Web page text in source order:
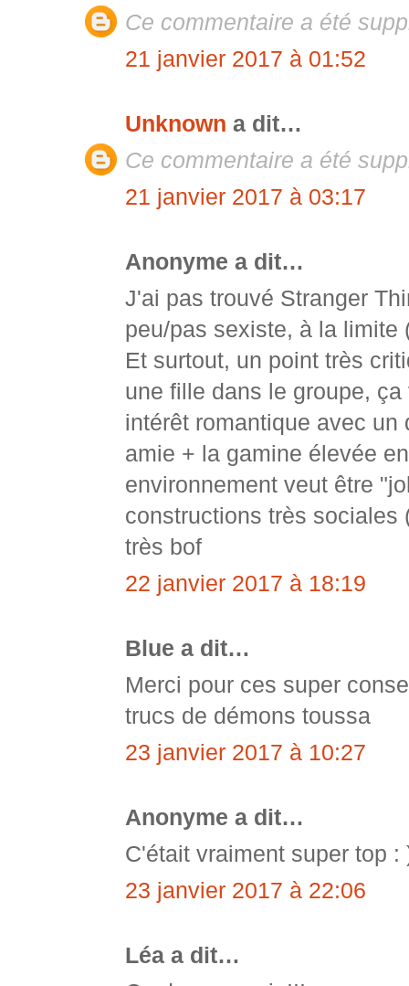
Ce commentaire a été
21 janvier 2017 à 01:52
Unknown a dit…
Ce commentaire a été
21 janvier 2017 à 03:17
Anonyme a dit…
J'ai pas trouvé Stranger
peu/pas sexiste, à la limite
Et surtout, un point très
une fille dans le groupe,
intérêt romantique avec
amie + la gamine élevée
environnement veut être
constructions très sociales
très bof
22 janvier 2017 à 18:19
Blue a dit…
Merci pour ces super
trucs de démons toussa
23 janvier 2017 à 10:27
Anonyme a dit…
C'était vraiment super top :
23 janvier 2017 à 22:06
Léa a dit…